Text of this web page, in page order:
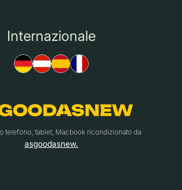
Internazionale
telefono, tablet, Macbook ricondizionato da
asgoodasnew.